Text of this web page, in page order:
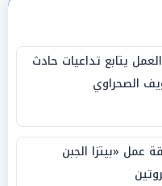
يتابع تداعيات حادث
الصحراوي
عمل «بيتزا الجبن